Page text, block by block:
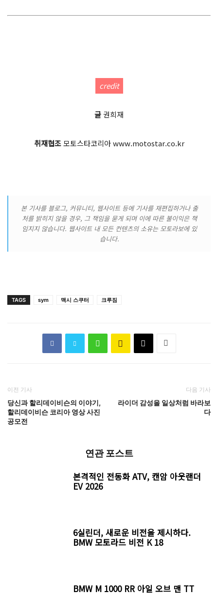
credit
글권희재
취재협조모토스타코리아 www.motostar.co.kr
본 기사를 블로그, 커뮤니티, 웹사이트 등에 기사를 재편집하거나 출
처를 밝히지 않을 경우, 그 책임을 묻게 되며 이에 따른 불이익은 책
임지지 않습니다. 웹사이트 내 모든 컨텐츠의 소유는 모토라보에 있
습니다.
TAGS sym 맥시 스쿠터 크루짐
이전 기사
당신과 할리데이비슨의 이야기,
할리데이비슨 코리아 영상 사진
공모전
다음 기사
라이더 감성을 일상처럼 바라보
다
연관 포스트
본격적인 전동화 ATV, 캔암 아웃랜더
EV 2026
6실린더, 새로운 비전을 제시하다.
BMW 모토라드 비전 K 18
BMW M 1000 RR 아일 오브 맨 TT